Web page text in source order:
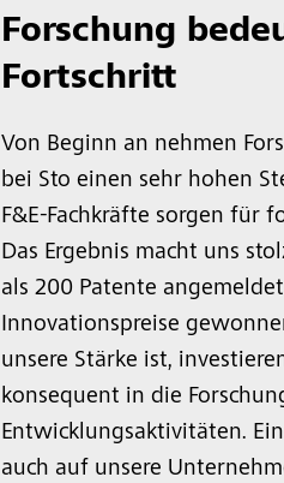
Forschung
Fortschritt
Von Beginn an nehmen
bei Sto einen sehr hohen
F&E-Fachkräfte sorgen für
Das Ergebnis macht uns
als 200 Patente
Innovationspreise
unsere Stärke ist,
konsequent in die
Entwicklungsaktivitäten.
auch auf unsere